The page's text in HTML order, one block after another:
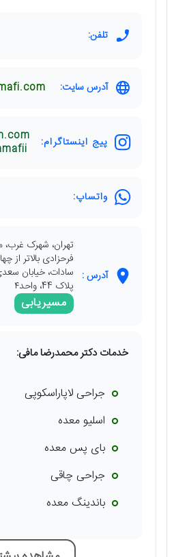
تلفن:
آدرس سایت:
پیج اینستاگرام:
واتساپ:
آدرس :
تهران، شهرک غرب،
فرحزادی بالاتر از
سادات، خیابان
پلاک 44، واحد۴
مسیریابی
خدمات دکتر محمدرضا مافی:
جراحی لاپاراسکوپی
اسلیو معده
بای پس معده
جراحی چاقی
باندینگ معده